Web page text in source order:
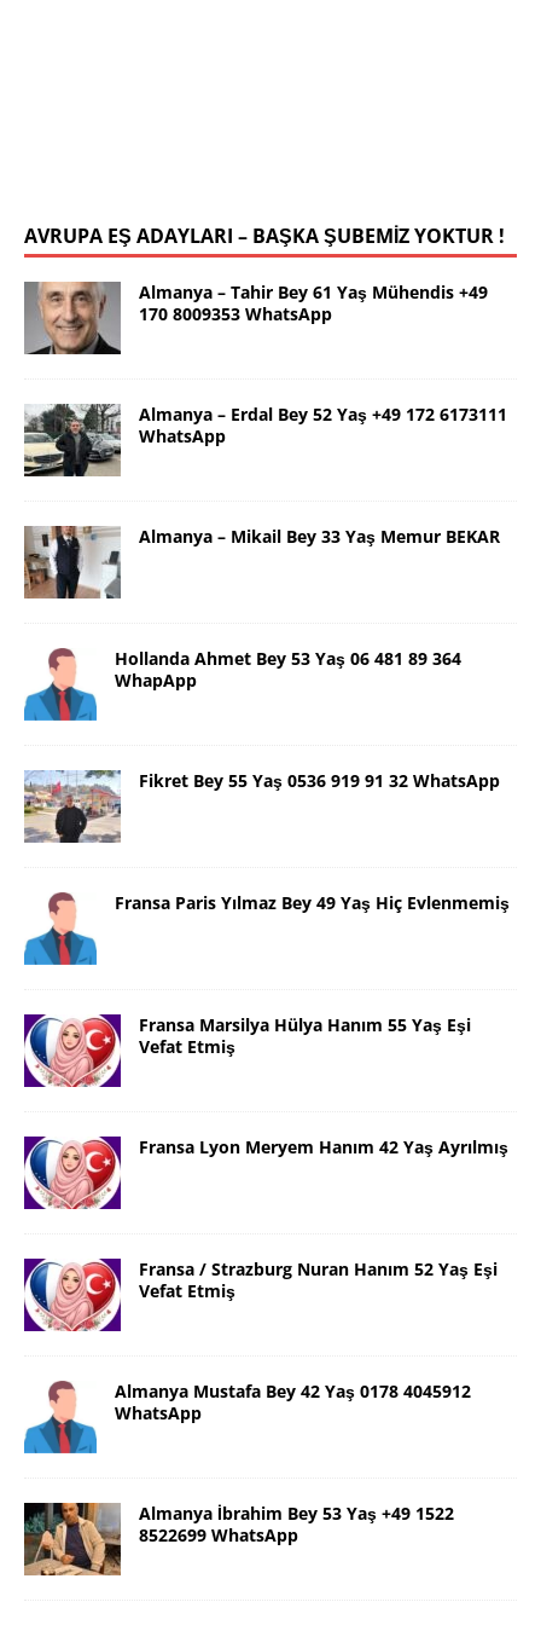
AVRUPA EŞ ADAYLARI – BAŞKA ŞUBEMİZ YOKTUR !
Almanya – Tahir Bey 61 Yaş Mühendis +49
170 8009353 WhatsApp
Almanya – Erdal Bey 52 Yaş +49 172 6173111
WhatsApp
Almanya – Mikail Bey 33 Yaş Memur BEKAR
Hollanda Ahmet Bey 53 Yaş 06 481 89 364
WhapApp
Fikret Bey 55 Yaş 0536 919 91 32 WhatsApp
Fransa Paris Yılmaz Bey 49 Yaş Hiç Evlenmemiş
Fransa Marsilya Hülya Hanım 55 Yaş Eşi
Vefat Etmiş
Fransa Lyon Meryem Hanım 42 Yaş Ayrılmış
Fransa / Strazburg Nuran Hanım 52 Yaş Eşi
Vefat Etmiş
Almanya Mustafa Bey 42 Yaş 0178 4045912
WhatsApp
Almanya İbrahim Bey 53 Yaş +49 1522
8522699 WhatsApp